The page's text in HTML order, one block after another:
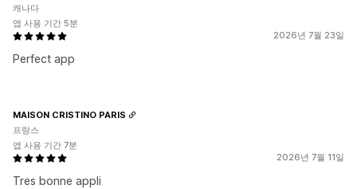
2026년 7월 23일
Perfect app
캐나다
앱 사용 기간 5분
2026년 7월 11일
Tres bonne appli
MAISON CRISTINO PARIS
프랑스
앱 사용 기간 7분